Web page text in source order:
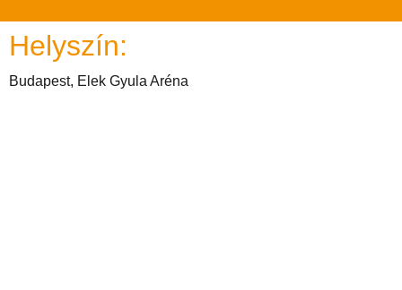
Helyszín:
Budapest, Elek Gyula Aréna